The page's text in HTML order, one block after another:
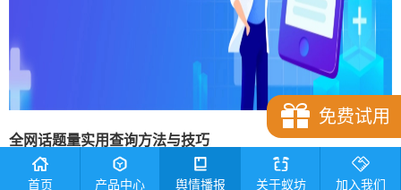
全网话题量实用查询方法与技巧
搭建标准化话题监测维度
免费试用
首页 产品中心 舆情播报 关于蚁坊 加入我们